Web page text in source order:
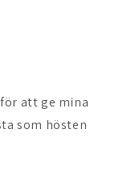
att ge mina
som hösten